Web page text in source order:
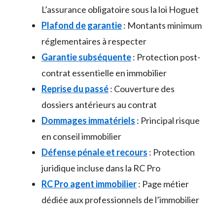
L’assurance obligatoire sous la loi Hoguet
Plafond de garantie: Montants minimum
réglementaires à respecter
Garantie subséquente: Protection post-
contrat essentielle en immobilier
Reprise du passé: Couverture des
dossiers antérieurs au contrat
Dommages immatériels : Principal risque
en conseil immobilier
Défense pénale et recours : Protection
juridique incluse dans la RC Pro
RC Pro agent immobilier: Page métier
dédiée aux professionnels de l’immobilier